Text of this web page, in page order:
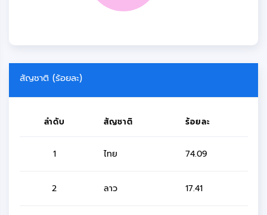
สัญชาติ (ร้อยละ)
ลำดับ สัญชาติ ร้อยละ
1 ไทย 74.09
2 ลาว 17.41